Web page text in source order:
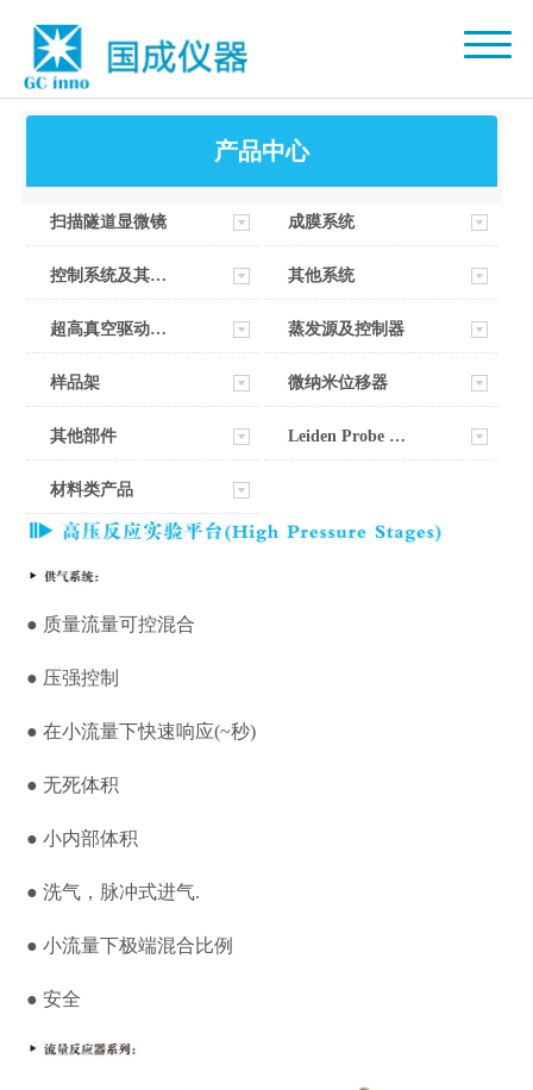
产品中心
扫描隧道显微镜 成膜系统
控制系统及其软件 其他系统
超高真空驱动器部件 蒸发源及控制器
样品架 微纳米位移器
其他部件 Leiden Probe Microscopy
材料类产品
● 质量流量可控混合
● 压强控制
● 在小流量下快速响应(~秒)
● 无死体积
● 小内部体积
● 洗气，脉冲式进气.
● 小流量下极端混合比例
● 安全